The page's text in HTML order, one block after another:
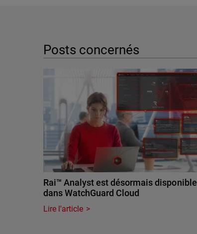
Posts concernés
Rai™ Analyst est désormais disponible
dans WatchGuard Cloud
Lire l'article